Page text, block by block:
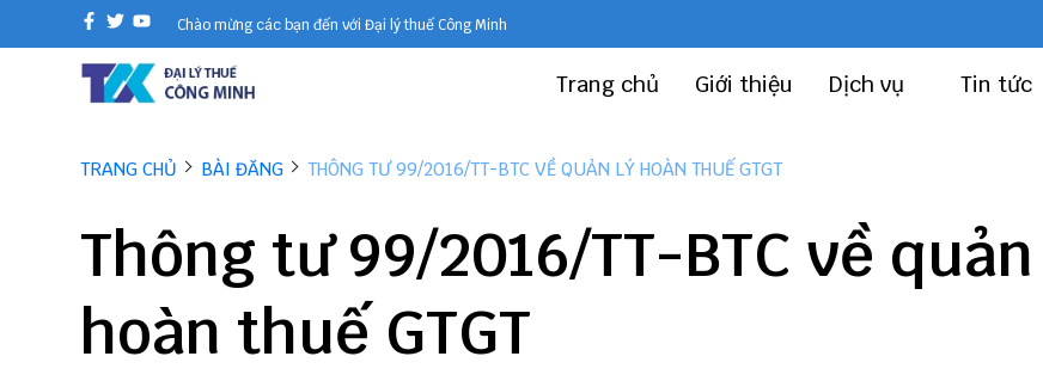
Chào mừng các bạn đến với Đại lý thuế Công Minh
Trang chủ Giới thiệu Dịch vụ Tin tức
TRANG CHỦ BÀI ĐĂNG THÔNG TƯ 99/2016/TT-BTC VỀ QUẢN LÝ HOÀN THUẾ GTGT
Thông tư 99/2016/TT-BTC về
hoàn thuế GTGT